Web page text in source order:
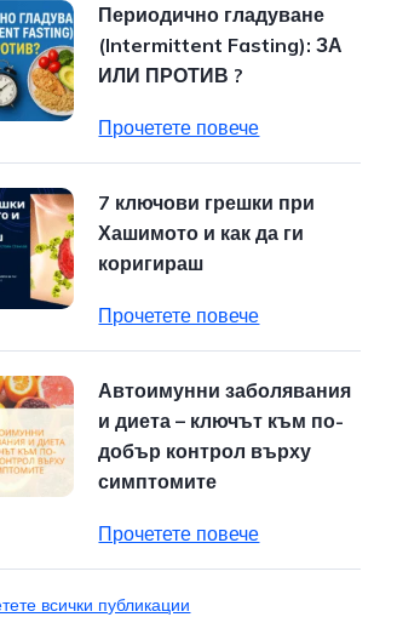
Периодично гладуване
(Intermittent Fasting): ЗА
ИЛИ ПРОТИВ ?
Прочетете повече
7 ключови грешки при
Хашимото и как да ги
коригираш
Прочетете повече
Автоимунни заболявания
и диета – ключът към по-
добър контрол върху
симптомите
Прочетете повече
всички публикации